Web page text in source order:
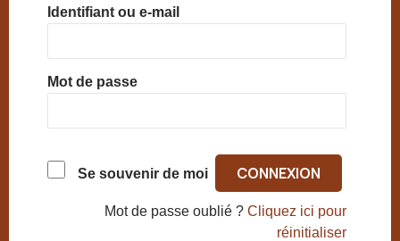
Identifiant ou e-mail
Mot de passe
Se souvenir de moi
Mot de passe oublié ?Cliquez ici pour
réinitialiser